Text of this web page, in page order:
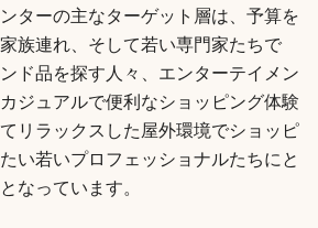
ターの主なターゲット層は、予算を
族連れ、そして若い専門家たちで
ド品を探す人々、エンターテイメン
ジュアルで便利なショッピング体験
リラックスした屋外環境でショッピ
い若いプロフェッショナルたちにと
なっています。